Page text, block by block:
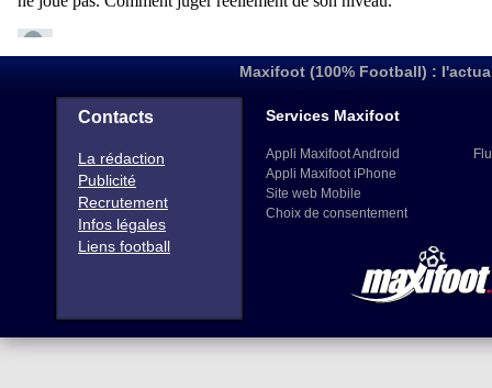
Maxifoot (100% Football) :
Contacts
La rédaction
Publicité
Recrutement
Infos légales
Liens football
Services Maxifoot
Appli Maxifoot Android
Appli Maxifoot iPhone
Site web Mobile
Choix de consentement